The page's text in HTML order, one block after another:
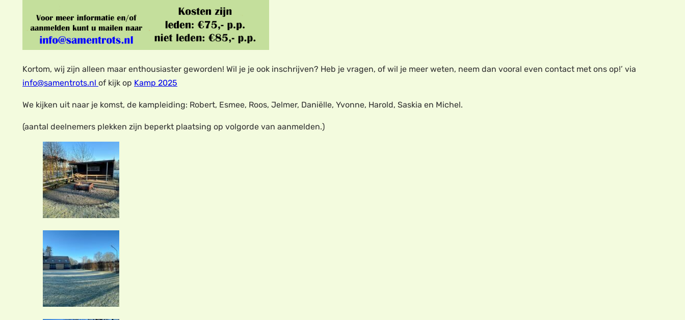
Kortom, wij zijn alleen maar enthousiaster geworden! Wil je je ook inschrijven? Heb je vragen, of wil je meer weten, neem dan vooral even contact met ons op!’ via
info@samentrots.nl of kijk op Kamp 2025
We kijken uit naar je komst, de kampleiding: Robert, Esmee, Roos, Jelmer, Daniëlle, Yvonne, Harold, Saskia en Michel.
(aantal deelnemers plekken zijn beperkt plaatsing op volgorde van aanmelden.)